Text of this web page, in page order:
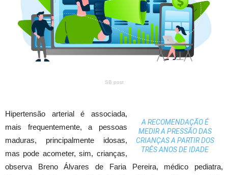
SB post
A RECOMENDAÇÃO É
MEDIR A PRESSÃO DAS
CRIANÇAS A PARTIR DOS
TRÊS ANOS DE IDADE
Hipertensão arterial é associada,
mais frequentemente, a pessoas
maduras, principalmente idosas,
mas pode acometer, sim, crianças,
observa Breno Álvares de Faria Pereira, médico pediatra,